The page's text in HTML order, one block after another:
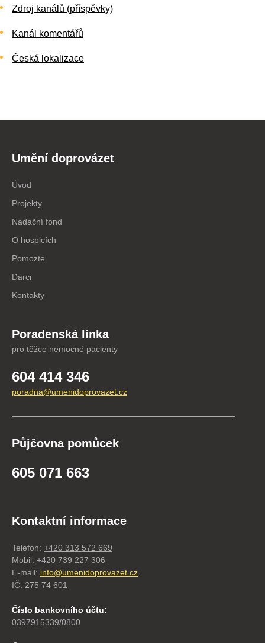
Zdroj kanálů (příspěvky)
Kanál komentářů
Česká lokalizace
Umění doprovázet
Úvod
Projekty
Nadační fond
O hospicích
Pomozte
Dárci
Kontakty
Poradenská linka
pro těžce nemocné pacienty
604 414 346
poradna@umenidoprovazet.cz
Půjčovna pomůcek
605 071 663
Kontaktní informace
Telefon: +420 313 572 669
Mobil: +420 739 227 306
E-mail: info@umenidoprovazet.cz
IČ: 275 74 601
Číslo bankovního účtu:
0397915339/0800